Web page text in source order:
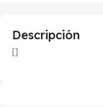
Descripción
[]